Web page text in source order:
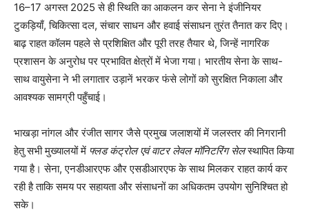
16–17 अगस्त 2025 से ही स्थिति का आकलन कर सेना ने इंजीनियर
टुकड़ियाँ, चिकित्सा दल, संचार साधन और हवाई संसाधन तुरंत तैनात कर दिए।
बाढ़ राहत कॉलम पहले से प्रशिक्षित और पूरी तरह तैयार थे, जिन्हें नागरिक
प्रशासन के अनुरोध पर प्रभावित क्षेत्रों में भेजा गया। भारतीय सेना के साथ-
साथ वायुसेना ने भी लगातार उड़ानें भरकर फंसे लोगों को सुरक्षित निकाला और
आवश्यक सामग्री पहुँचाई।
भाखड़ा नांगल और रंजीत सागर जैसे प्रमुख जलाशयों में जलस्तर की निगरानी
हेतु सभी मुख्यालयों में फ्लड कंट्रोल एवं वाटर लेवल मॉनिटरिंग सेलस्थापित किया
गया है। सेना, एनडीआरएफ और एसडीआरएफ के साथ मिलकर राहत कार्य कर
रही है ताकि समय पर सहायता और संसाधनों का अधिकतम उपयोग सुनिश्चित हो
सके।